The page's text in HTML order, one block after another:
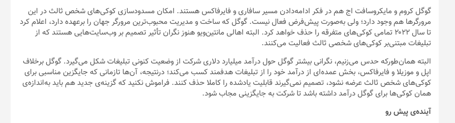
گوگل کروم و مایکروسافت اج هم در فکر ادامه‌دادن مسیر سافاری و فایرفاکس هستند. امکان مسدودسازی کوکی‌های شخص ثالث در این
مرورگرها هم وجود دارد؛ ولی به‌صورت پیش‌فرض فعال نیست. گوگل که ساخت و مدیریت محبوب‌ترین مرورگر جهان را برعهده دارد، اعلام کرد
تا سال ۲۰۲۲ تمامی کوکی‌های متفرقه را حذف خواهد کرد. البته اهالی مانتین‌ویو هنوز نگران تأثیر تصمیم بر وب‌سایت‌هایی هستند که از
تبلیغات مبتنی‌بر کوکی‌های شخصی ثالث فعالیت می‌کنند.
البته همان‌طورکه حدس می‌زنیم، نگرانی بیشتر گوگل حول درآمد میلیارد دلاری شرکت از وضعیت کنونی تبلیغات شکل می‌‌گیرد. گوگل برخلاف
اپل و موزیلا و فایرفاکس، بخش عمده‌ای از درآمد خود را از تبلیغات هدفمند کسب می‌کند؛ درنتیجه، آن‌ها تازمانی که جایگزین مناسبی برای
کوکی‌های شخص ثالث عرضه نشود، تصمیم نمی‌گیرند قابلیت یادشده را کاملا حذف کنند. فراموش نکنید که گزینه‌ی جدید هم باید به‌اندازه‌ی
همان کوکی‌ها برای گوگل درآمد داشته باشد تا شرکت به جایگزینی مجاب شود.
آینده‌ی پیش رو